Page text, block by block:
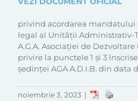
privind acordarea
legal al Unității Administrativ-
A.G.A. Asociației de
privire la punctele 1 și 3
ședinței AGA A.D.I.B. din data
noiembrie 3, 2023 |